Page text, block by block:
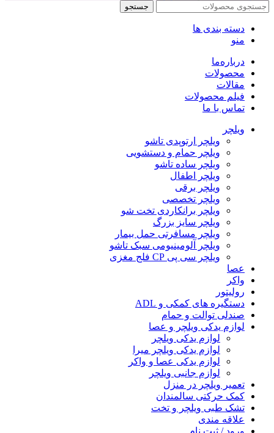
جستجو
دسته بندی ها
منو
درباره‌ما
محصولات
مقالات
فیلم محصولات
تماس با ما
ویلچر
ویلچر ارتوپدی تاشو
ویلچر حمام و دستشویی
ویلچر ساده تاشو
ویلچر اطفال
ویلچر برقی
ویلچر تخصصی
ویلچر برانکاردی تخت شو
ویلچر سایز بزرگ
ویلچر مسافرتی حمل بیمار
ویلچر آلومینیومی سبک تاشو
ویلچر سی پی CP فلج مغزی
عصا
واکر
رولیتور
دستگیره های کمکی و ADL
صندلی توالت و حمام
لوازم یدکی ویلچر و عصا
لوازم یدکی ویلچر
لوازم یدکی ویلچر میرا
لوازم یدکی عصا و واکر
لوازم جانبی ویلچر
تعمیر ویلچر در منزل
کمک حرکتی سالمندان
تشک طبی ویلچر و تخت
علاقه مندی
ورود / ثبت نام